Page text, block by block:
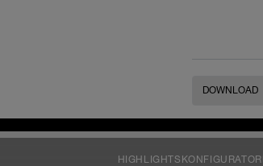
DOWNLOAD
HIGHLIGHTS KONFIGURATOR